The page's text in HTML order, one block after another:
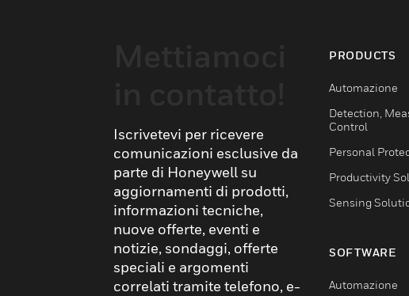
Iscrivetevi per ricevere
comunicazioni esclusive da
parte di Honeywell su
aggiornamenti di prodotti,
informazioni tecniche,
nuove offerte, eventi e
notizie, sondaggi, offerte
speciali e argomenti
correlati tramite telefono, e-
PRODUCTS
Automazione
Detection,
Control
Personal
Productivity
Sensing
SOFTWARE
Automazione